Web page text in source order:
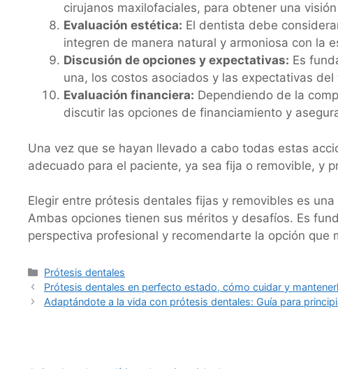
cirujanos maxilofaciales, para obtener una
Evaluación estética: El dentista debe
integren de manera natural y armoniosa con la
Discusión de opciones y expectativas: Es
una, los costos asociados y las expectativas
Evaluación financiera: Dependiendo de la
discutir las opciones de financiamiento y
Una vez que se hayan llevado a cabo todas estas
adecuado para el paciente, ya sea fija o removible, y
Elegir entre prótesis dentales fijas y removibles es
Ambas opciones tienen sus méritos y desafíos. Es
perspectiva profesional y recomendarte la opción que
Categorías
Prótesis dentales
Prótesis dentales en perfecto estado, cómo cuidar y
Adaptándote a la vida con prótesis dentales: Guía para